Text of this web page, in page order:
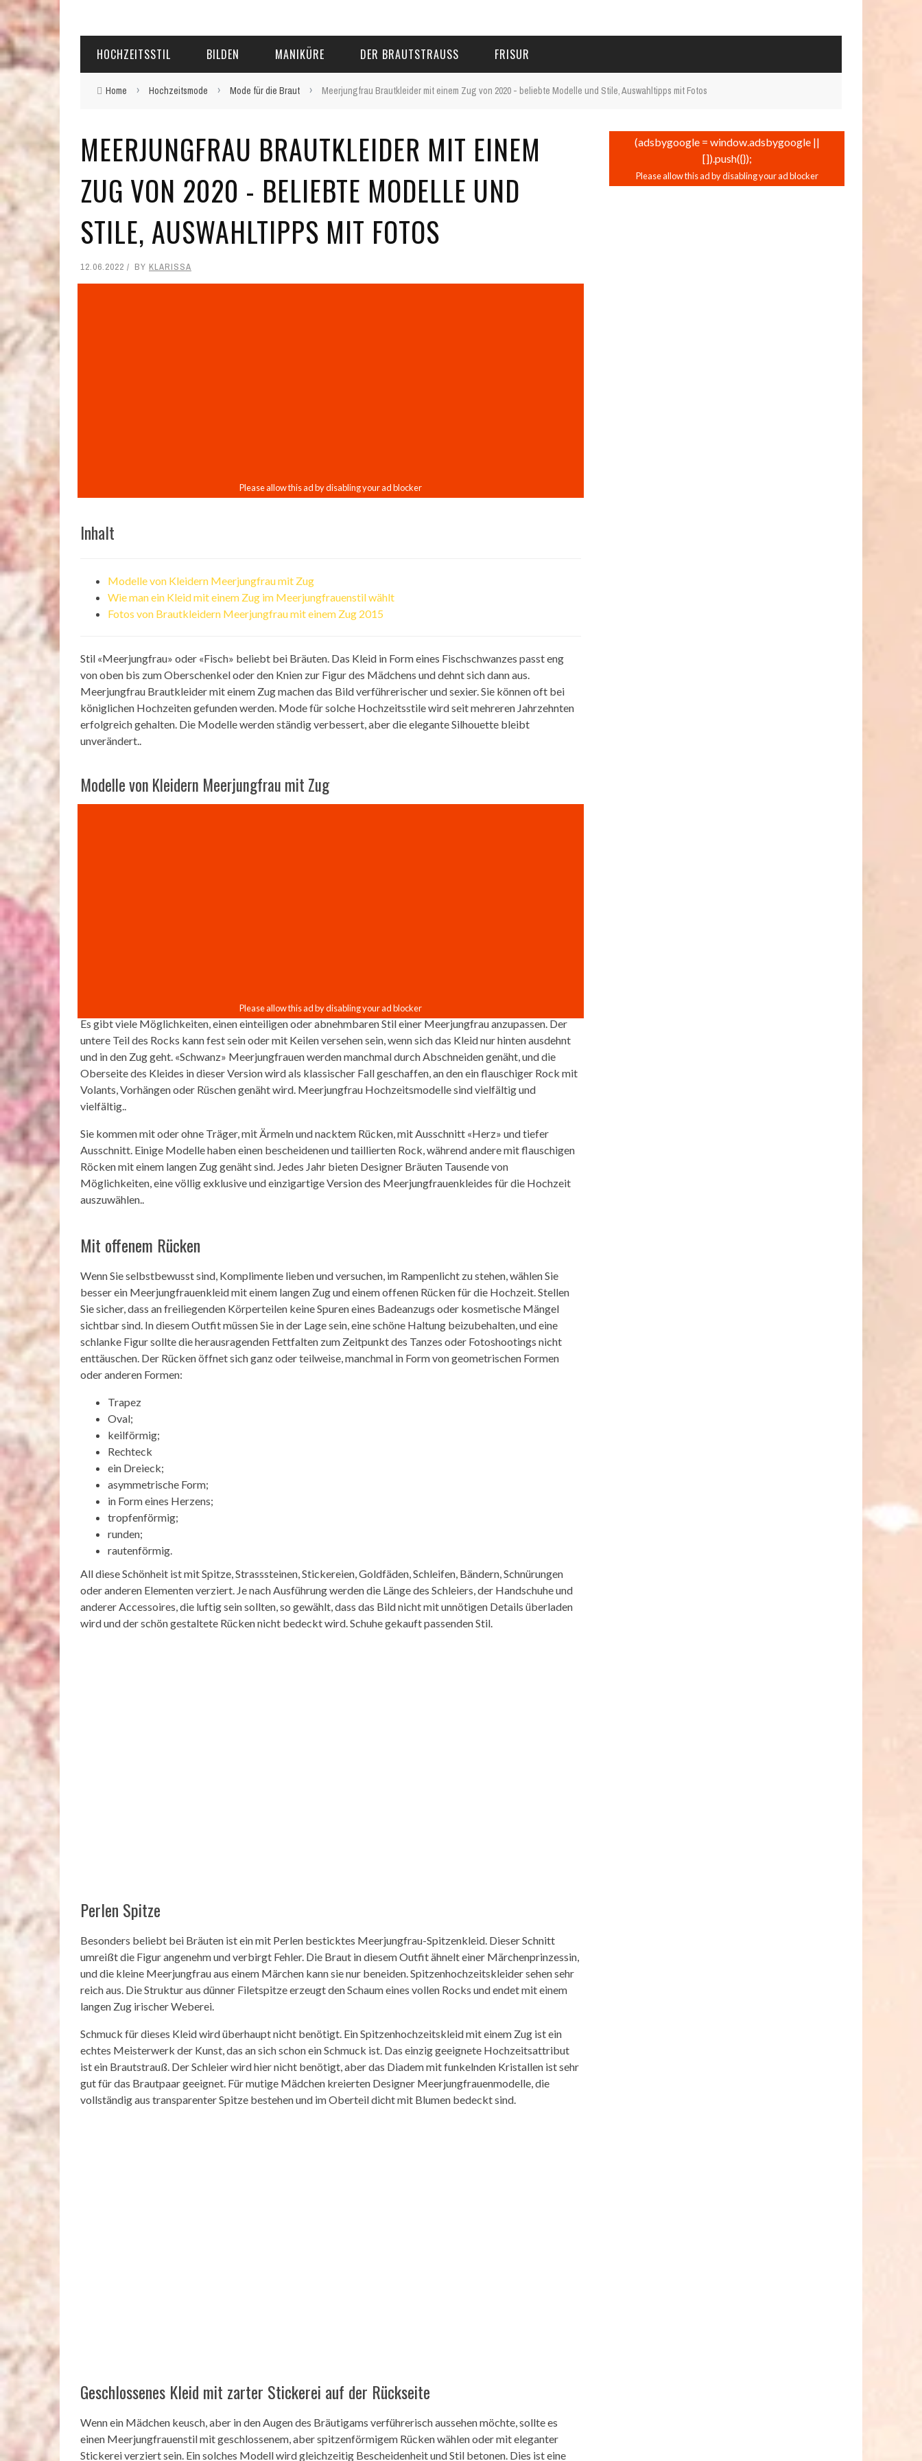
HOCHZEITSSTIL BILDEN MANIKÜRE DER BRAUTSTRAUSS FRISUR
Home › Hochzeitsmode › Mode für die Braut › Meerjungfrau Brautkleider mit einem Zug von 2020 - beliebte Modelle und Stile, Auswahltipps mit Fotos
MEERJUNGFRAU BRAUTKLEIDER MIT EINEM
ZUG VON 2020 - BELIEBTE MODELLE UND
STILE, AUSWAHLTIPPS MIT FOTOS
12.06.2022 BY KLARISSA
Inhalt
Modelle von Kleidern Meerjungfrau mit Zug
Wie man ein Kleid mit einem Zug im Meerjungfrauenstil wählt
Fotos von Brautkleidern Meerjungfrau mit einem Zug 2015
Stil «Meerjungfrau» oder «Fisch» beliebt bei Bräuten. Das Kleid in Form eines Fischschwanzes passt eng
von oben bis zum Oberschenkel oder den Knien zur Figur des Mädchens und dehnt sich dann aus.
Meerjungfrau Brautkleider mit einem Zug machen das Bild verführerischer und sexier. Sie können oft bei
königlichen Hochzeiten gefunden werden. Mode für solche Hochzeitsstile wird seit mehreren Jahrzehnten
erfolgreich gehalten. Die Modelle werden ständig verbessert, aber die elegante Silhouette bleibt
unverändert..
Modelle von Kleidern Meerjungfrau mit Zug
Es gibt viele Möglichkeiten, einen einteiligen oder abnehmbaren Stil einer Meerjungfrau anzupassen. Der
untere Teil des Rocks kann fest sein oder mit Keilen versehen sein, wenn sich das Kleid nur hinten ausdehnt
und in den Zug geht. «Schwanz» Meerjungfrauen werden manchmal durch Abschneiden genäht, und die
Oberseite des Kleides in dieser Version wird als klassischer Fall geschaffen, an den ein flauschiger Rock mit
Volants, Vorhängen oder Rüschen genäht wird. Meerjungfrau Hochzeitsmodelle sind vielfältig und
vielfältig..
Sie kommen mit oder ohne Träger, mit Ärmeln und nacktem Rücken, mit Ausschnitt «Herz» und tiefer
Ausschnitt. Einige Modelle haben einen bescheidenen und taillierten Rock, während andere mit flauschigen
Röcken mit einem langen Zug genäht sind. Jedes Jahr bieten Designer Bräuten Tausende von
Möglichkeiten, eine völlig exklusive und einzigartige Version des Meerjungfrauenkleides für die Hochzeit
auszuwählen..
Mit offenem Rücken
Wenn Sie selbstbewusst sind, Komplimente lieben und versuchen, im Rampenlicht zu stehen, wählen Sie
besser ein Meerjungfrauenkleid mit einem langen Zug und einem offenen Rücken für die Hochzeit. Stellen
Sie sicher, dass an freiliegenden Körperteilen keine Spuren eines Badeanzugs oder kosmetische Mängel
sichtbar sind. In diesem Outfit müssen Sie in der Lage sein, eine schöne Haltung beizubehalten, und eine
schlanke Figur sollte die herausragenden Fettfalten zum Zeitpunkt des Tanzes oder Fotoshootings nicht
enttäuschen. Der Rücken öffnet sich ganz oder teilweise, manchmal in Form von geometrischen Formen
oder anderen Formen:
Trapez
Oval;
keilförmig;
Rechteck
ein Dreieck;
asymmetrische Form;
in Form eines Herzens;
tropfenförmig;
runden;
rautenförmig.
All diese Schönheit ist mit Spitze, Strasssteinen, Stickereien, Goldfäden, Schleifen, Bändern, Schnürungen
oder anderen Elementen verziert. Je nach Ausführung werden die Länge des Schleiers, der Handschuhe und
anderer Accessoires, die luftig sein sollten, so gewählt, dass das Bild nicht mit unnötigen Details überladen
wird und der schön gestaltete Rücken nicht bedeckt wird. Schuhe gekauft passenden Stil.
Perlen Spitze
Besonders beliebt bei Bräuten ist ein mit Perlen besticktes Meerjungfrau-Spitzenkleid. Dieser Schnitt
umreißt die Figur angenehm und verbirgt Fehler. Die Braut in diesem Outfit ähnelt einer Märchenprinzessin,
und die kleine Meerjungfrau aus einem Märchen kann sie nur beneiden. Spitzenhochzeitskleider sehen sehr
reich aus. Die Struktur aus dünner Filetspitze erzeugt den Schaum eines vollen Rocks und endet mit einem
langen Zug irischer Weberei.
Schmuck für dieses Kleid wird überhaupt nicht benötigt. Ein Spitzenhochzeitskleid mit einem Zug ist ein
echtes Meisterwerk der Kunst, das an sich schon ein Schmuck ist. Das einzig geeignete Hochzeitsattribut
ist ein Brautstrauß. Der Schleier wird hier nicht benötigt, aber das Diadem mit funkelnden Kristallen ist sehr
gut für das Brautpaar geeignet. Für mutige Mädchen kreierten Designer Meerjungfrauenmodelle, die
vollständig aus transparenter Spitze bestehen und im Oberteil dicht mit Blumen bedeckt sind.
Geschlossenes Kleid mit zarter Stickerei auf der Rückseite
Wenn ein Mädchen keusch, aber in den Augen des Bräutigams verführerisch aussehen möchte, sollte es
einen Meerjungfrauenstil mit geschlossenem, aber spitzenförmigem Rücken wählen oder mit eleganter
Stickerei verziert sein. Ein solches Modell wird gleichzeitig Bescheidenheit und Stil betonen. Dies ist eine
(adsbygoogle = window.adsbygoogle ||
[]).push({});